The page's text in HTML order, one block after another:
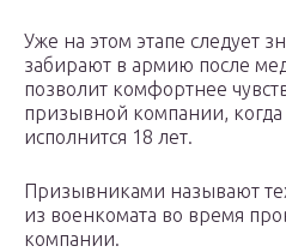
Уже на этом этапе следует
забирают в армию после
позволит комфортнее
призывной компании,
исполнится 18 лет.
Призывниками называют
из военкомата во время
компании.